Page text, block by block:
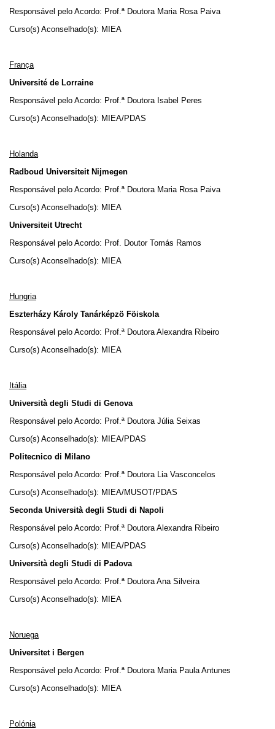
Responsável pelo Acordo: Prof.ª Doutora Maria Rosa Paiva
Curso(s) Aconselhado(s): MIEA
França
Université de Lorraine
Responsável pelo Acordo: Prof.ª Doutora Isabel Peres
Curso(s) Aconselhado(s): MIEA/PDAS
Holanda
Radboud Universiteit Nijmegen
Responsável pelo Acordo: Prof.ª Doutora Maria Rosa Paiva
Curso(s) Aconselhado(s): MIEA
Universiteit Utrecht
Responsável pelo Acordo: Prof. Doutor Tomás Ramos
Curso(s) Aconselhado(s): MIEA
Hungria
Eszterházy Károly Tanárképzö Föiskola
Responsável pelo Acordo: Prof.ª Doutora Alexandra Ribeiro
Curso(s) Aconselhado(s): MIEA
Itália
Università degli Studi di Genova
Responsável pelo Acordo: Prof.ª Doutora Júlia Seixas
Curso(s) Aconselhado(s): MIEA/PDAS
Politecnico di Milano
Responsável pelo Acordo: Prof.ª Doutora Lia Vasconcelos
Curso(s) Aconselhado(s): MIEA/MUSOT/PDAS
Seconda Università degli Studi di Napoli
Responsável pelo Acordo: Prof.ª Doutora Alexandra Ribeiro
Curso(s) Aconselhado(s): MIEA/PDAS
Università degli Studi di Padova
Responsável pelo Acordo: Prof.ª Doutora Ana Silveira
Curso(s) Aconselhado(s): MIEA
Noruega
Universitet i Bergen
Responsável pelo Acordo: Prof.ª Doutora Maria Paula Antunes
Curso(s) Aconselhado(s): MIEA
Polónia